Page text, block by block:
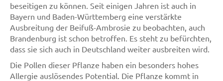
beseitigen zu können. Seit einigen Jahren ist auch in
Bayern und Baden-Württemberg eine verstärkte
Ausbreitung der Beifuß-Ambrosie zu beobachten, auch
Brandenburg ist schon betroffen. Es steht zu befürchten,
dass sie sich auch in Deutschland weiter ausbreiten wird.
Die Pollen dieser Pflanze haben ein besonders hohes
Allergie auslösendes Potential. Die Pflanze kommt in